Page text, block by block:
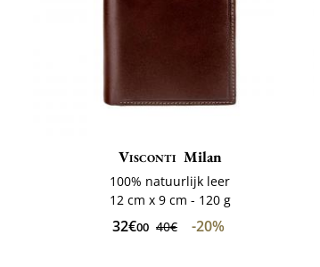
Visconti Milan
100% natuurlijk leer
12 cm x 9 cm - 120 g
32€00 40€ -20%